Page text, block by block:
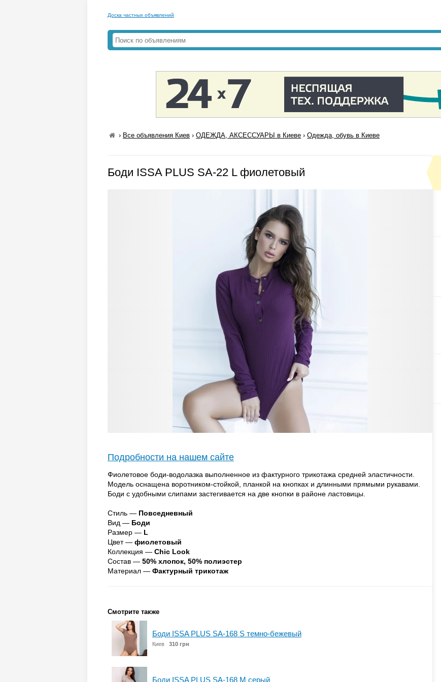
Доска частных объявлений
› Все объявления Киев ›ОДЕЖДА, АКСЕССУАРЫ в Киеве ›Одежда, обувь в Киеве
Боди ISSA PLUS SA-22 L фиолетовый
Подробности на нашем сайте
Фиолетовое боди-водолазка выполненное из фактурного трикотажа средней эластичности.
Модель оснащена воротником-стойкой, планкой на кнопках и длинными прямыми рукавами.
Боди с удобными слипами застегивается на две кнопки в районе ластовицы.
Стиль — Повседневный
Вид — Боди
Размер — L
Цвет — фиолетовый
Коллекция — Chic Look
Состав — 50% хлопок, 50% полиэстер
Материал — Фактурный трикотаж
Смотрите также
Боди ISSA PLUS SA-168 S темно-бежевый
Киев 310 грн
Боди ISSA PLUS SA-168 M серый